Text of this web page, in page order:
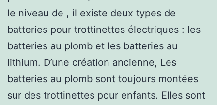
le niveau de , il existe deux types de
batteries pour trottinettes électriques : les
batteries au plomb et les batteries au
lithium. D’une création ancienne, Les
batteries au plomb sont toujours montées
sur des trottinettes pour enfants. Elles sont